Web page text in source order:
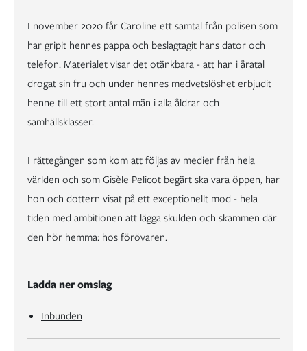
I november 2020 får Caroline ett samtal från polisen som
har gripit hennes pappa och beslagtagit hans dator och
telefon. Materialet visar det otänkbara - att han i åratal
drogat sin fru och under hennes medvetslöshet erbjudit
henne till ett stort antal män i alla åldrar och
samhällsklasser.
I rättegången som kom att följas av medier från hela
världen och som Gisèle Pelicot begärt ska vara öppen, har
hon och dottern visat på ett exceptionellt mod - hela
tiden med ambitionen att lägga skulden och skammen där
den hör hemma: hos förövaren.
Ladda ner omslag
Inbunden